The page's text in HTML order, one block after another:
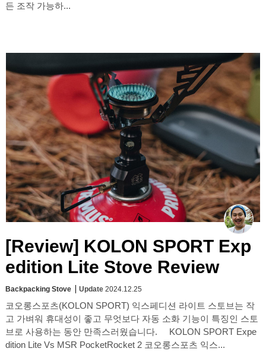
든 조작 가능하...
[Review] KOLON SPORT Exp
edition Lite Stove Review
Backpacking Stove Update 2024.12.25
코오롱스포츠(KOLON SPORT) 익스페디션 라이트 스토브는 작
고 가벼워 휴대성이 좋고 무엇보다 자동 소화 기능이 특징인 스토
브로 사용하는 동안 만족스러웠습니다. KOLON SPORT Expe
dition Lite Vs MSR PocketRocket 2 코오롱스포츠 익스...